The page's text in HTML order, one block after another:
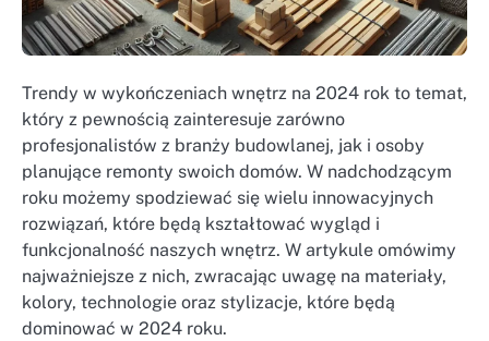
Trendy w wykończeniach wnętrz na 2024 rok to temat,
który z pewnością zainteresuje zarówno
profesjonalistów z branży budowlanej, jak i osoby
planujące remonty swoich domów. W nadchodzącym
roku możemy spodziewać się wielu innowacyjnych
rozwiązań, które będą kształtować wygląd i
funkcjonalność naszych wnętrz. W artykule omówimy
najważniejsze z nich, zwracając uwagę na materiały,
kolory, technologie oraz stylizacje, które będą
dominować w 2024 roku.